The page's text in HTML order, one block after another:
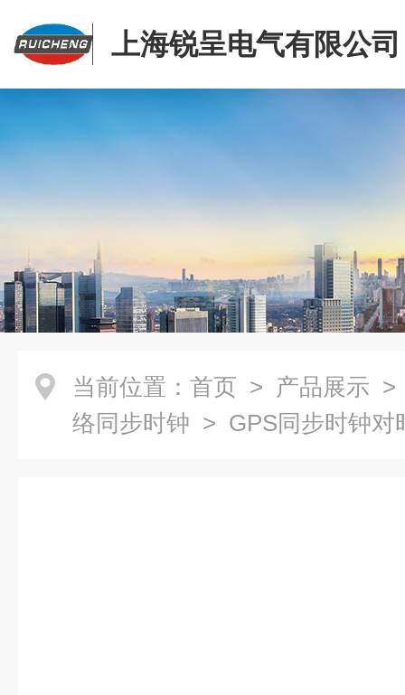
上海锐呈电气有限公司
当前位置： 首页 > 产品展示
络同步时钟 > GPS同步时钟对